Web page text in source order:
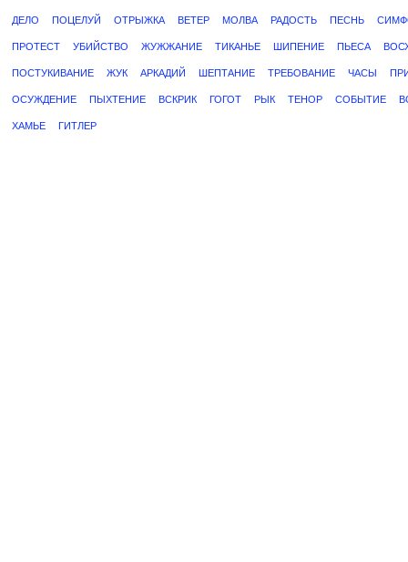
ДЕЛО ПОЦЕЛУЙ ОТРЫЖКА ВЕТЕР МОЛВА РАДОСТЬ ПЕСНЬ
ПРОТЕСТ УБИЙСТВО ЖУЖЖАНИЕ ТИКАНЬЕ ШИПЕНИЕ ПЬЕСА
ПОСТУКИВАНИЕ ЖУК АРКАДИЙ ШЕПТАНИЕ ТРЕБОВАНИЕ ЧАСЫ
ОСУЖДЕНИЕ ПЫХТЕНИЕ ВСКРИК ГОГОТ РЫК ТЕНОР СОБЫТИЕ
ХАМЬЕ ГИТЛЕР